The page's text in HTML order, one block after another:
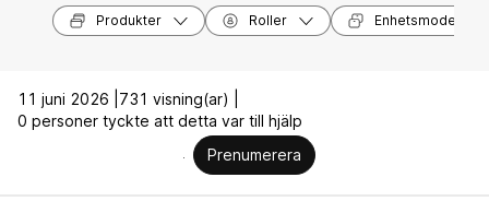
Produkter Roller Enhetsmodeller
11 juni 2026 | 731 visning(ar) |
0 personer tyckte att detta var till hjälp
Prenumerera